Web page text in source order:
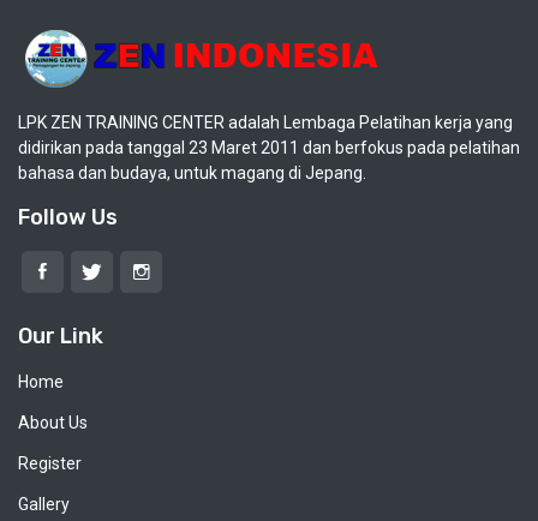
LPK ZEN TRAINING CENTER adalah Lembaga Pelatihan kerja yang
didirikan pada tanggal 23 Maret 2011 dan berfokus pada pelatihan
bahasa dan budaya, untuk magang di Jepang.
Follow Us
Our Link
Home
About Us
Register
Gallery